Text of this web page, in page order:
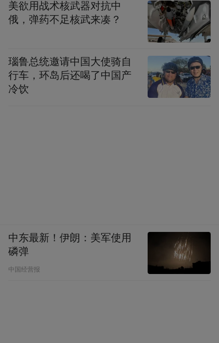
美欲用战术核武器对抗中
俄，弹药不足核武来凑？
瑙鲁总统邀请中国大使骑自
行车，环岛后还喝了中国产
冷饮
中东最新！伊朗：美军使用
磷弹
中国经营报